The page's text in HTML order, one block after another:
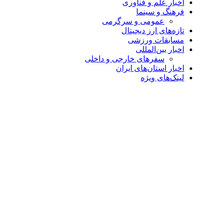
اخبار علم و فناوری
فرهنگ و سینما
عمومی و سرگرمی
تازه‌های ارز دیجیتال
مسابقات ورزشی
اخبار بین‌المللی
سفرهای خارجی و داخلی
اخبار استان‌های ایران
لینک‌های ویژه